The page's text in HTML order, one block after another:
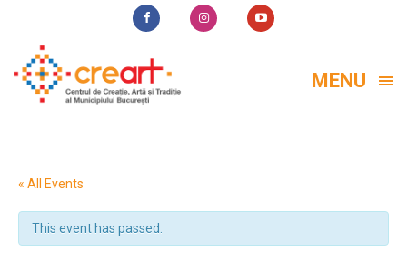
MENU
« All Events
This event has passed.